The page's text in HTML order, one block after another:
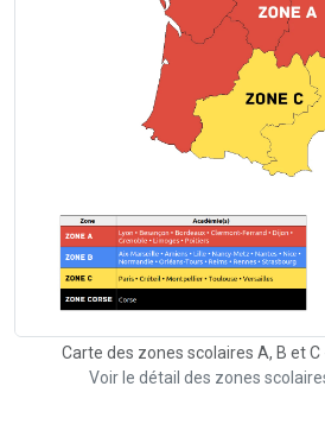
Carte des zones scolaires A, B et
Voir le détail des zones